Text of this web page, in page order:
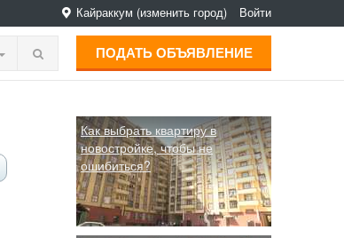
Кайраккум (изменить город) Войти
ПОДАТЬ ОБЪЯВЛЕНИЕ
Как выбрать квартиру в
новостройке, чтобы не
ошибиться?